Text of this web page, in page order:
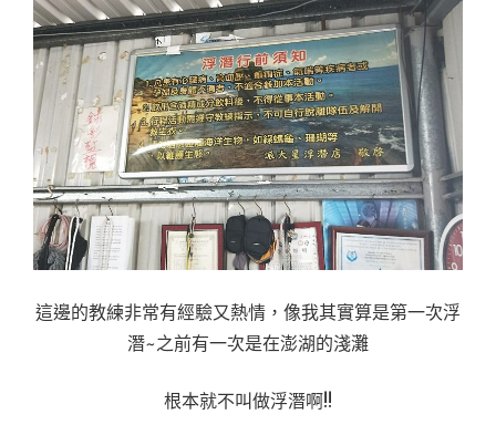
這邊的教練非常有經驗又熱情，像我其實算是第一次浮
潛~之前有一次是在澎湖的淺灘
根本就不叫做浮潛啊!!